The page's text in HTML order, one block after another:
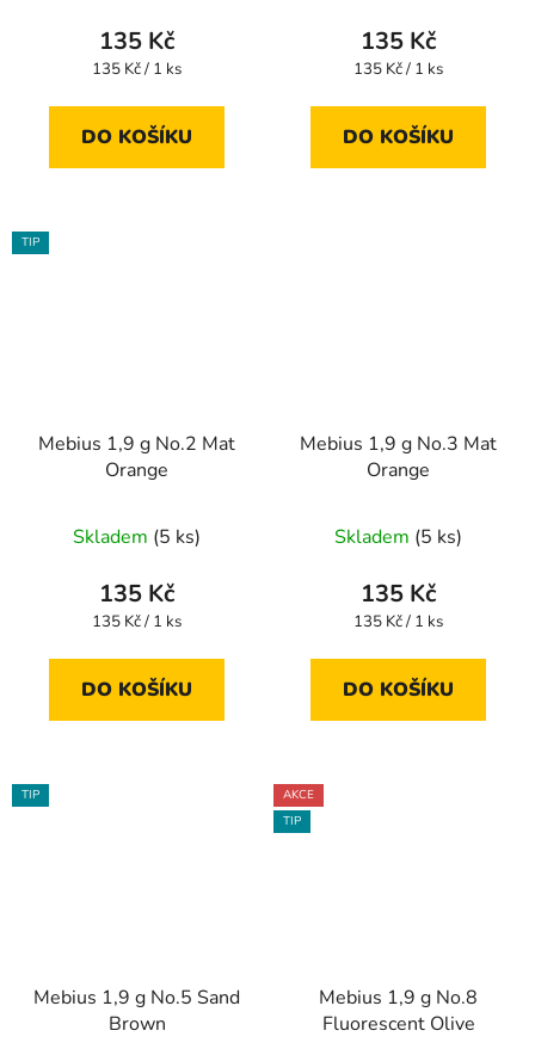
135 Kč
Měrná
135 Kč / 1 ks
DO KOŠÍKU
135 Kč
Měrná
135 Kč / 1 ks
DO KOŠÍKU
TIP
Mebius 1,9 g No.2 Mat
Orange
Skladem (5 ks)
135 Kč
Měrná
135 Kč / 1 ks
DO KOŠÍKU
Mebius 1,9 g No.3 Mat
Orange
Skladem (5 ks)
135 Kč
Měrná
135 Kč / 1 ks
DO KOŠÍKU
TIP
Mebius 1,9 g No.5 Sand
Brown
AKCE
TIP
Mebius 1,9 g No.8
Fluorescent Olive